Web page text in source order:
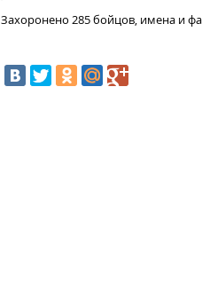
Захоронено 285 бойцов, имена и